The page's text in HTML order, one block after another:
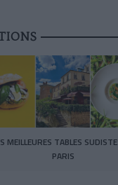
MEILLEURES TABLES
PARIS